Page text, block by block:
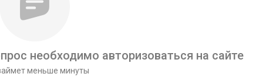
необходимо авторизоваться на сайте
меньше минуты